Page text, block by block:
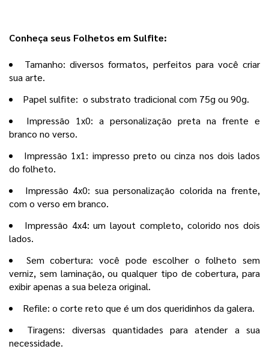
Conheça seus Folhetos em Sulfite:
Tamanho: diversos formatos, perfeitos para você criar
sua arte.
Papel sulfite: o substrato tradicional com 75g ou 90g.
Impressão 1x0: a personalização preta na frente e
branco no verso.
Impressão 1x1: impresso preto ou cinza nos dois lados
do folheto.
Impressão 4x0: sua personalização colorida na frente,
com o verso em branco.
Impressão 4x4: um layout completo, colorido nos dois
lados.
Sem cobertura: você pode escolher o folheto sem
verniz, sem laminação, ou qualquer tipo de cobertura, para
exibir apenas a sua beleza original.
Refile: o corte reto que é um dos queridinhos da galera.
Tiragens: diversas quantidades para atender a sua
necessidade.